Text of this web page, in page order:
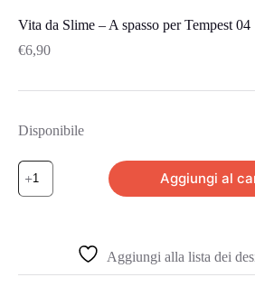
Vita da Slime – A spasso per Tempest 04
€6,90
Disponibile
Aggiungi al
Aggiungi alla lista dei